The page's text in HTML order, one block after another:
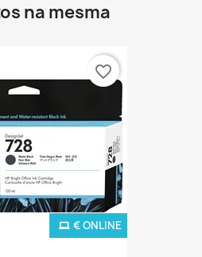
na mesma
€ ONLINE
favorite_border